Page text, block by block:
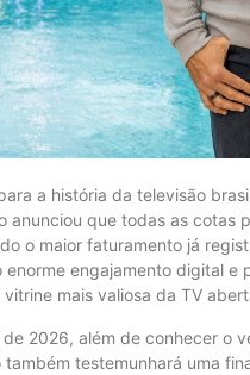
a história da televisão
anunciou que todas as cotas
o maior faturamento já
enorme engajamento digital
mais valiosa da TV
2026, além de conhecer o
também testemunhará uma